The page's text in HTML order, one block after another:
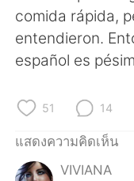
English
Deutsch
comida rápida,
entendieron.
español es
51 14
แสดงความคิดเห็น
VIVIANA